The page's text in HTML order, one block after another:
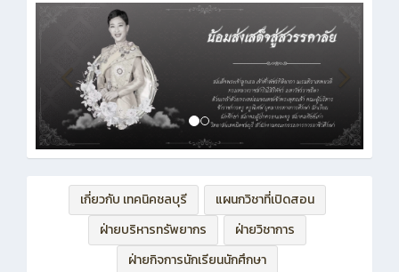
เกี่ยวกับ เทคนิคชลบุรี
แผนกวิชาที่เปิดสอน
ฝ่ายบริหารทรัพยากร
ฝ่ายวิชาการ
ฝ่ายกิจการนักเรียนนักศึกษา